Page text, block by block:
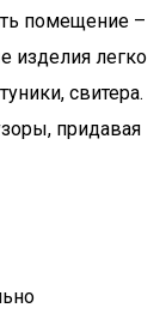
помещение –
изделия легко
свитера.
придавая